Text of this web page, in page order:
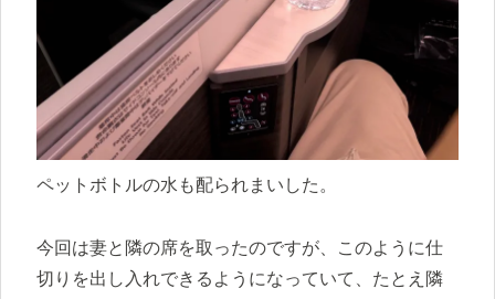
ペットボトルの水も配られまいした。
今回は妻と隣の席を取ったのですが、このように仕
切りを出し入れできるようになっていて、たとえ隣